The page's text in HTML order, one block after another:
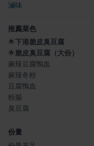
滷味
推薦菜色
🌟下港脆皮臭豆腐
🌟 脆皮臭豆腐（大份）
麻辣豆腐鴨血
麻辣冬粉
豆腐鴨血
粉腸
臭豆腐
份量